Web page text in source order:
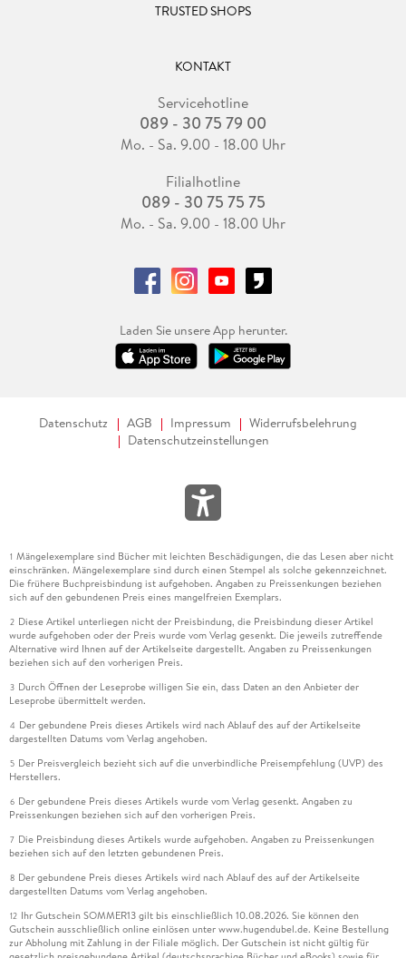
TRUSTED SHOPS
KONTAKT
Servicehotline
089 - 30 75 79 00
Mo. - Sa. 9.00 - 18.00 Uhr
Filialhotline
089 - 30 75 75 75
Mo. - Sa. 9.00 - 18.00 Uhr
Laden Sie unsere App herunter.
Datenschutz AGB Impressum
Widerrufsbelehrung
Datenschutzeinstellungen
1 Mängelexemplare sind Bücher mit leichten Beschädigungen, die das Lesen aber nicht
einschränken. Mängelexemplare sind durch einen Stempel als solche gekennzeichnet.
Die frühere Buchpreisbindung ist aufgehoben. Angaben zu Preissenkungen beziehen
sich auf den gebundenen Preis eines mangelfreien Exemplars.
2 Diese Artikel unterliegen nicht der Preisbindung, die Preisbindung dieser Artikel
wurde aufgehoben oder der Preis wurde vom Verlag gesenkt. Die jeweils zutreffende
Alternative wird Ihnen auf der Artikelseite dargestellt. Angaben zu Preissenkungen
beziehen sich auf den vorherigen Preis.
3 Durch Öffnen der Leseprobe willigen Sie ein, dass Daten an den Anbieter der
Leseprobe übermittelt werden.
4 Der gebundene Preis dieses Artikels wird nach Ablauf des auf der Artikelseite
dargestellten Datums vom Verlag angehoben.
5 Der Preisvergleich bezieht sich auf die unverbindliche Preisempfehlung (UVP) des
Herstellers.
6 Der gebundene Preis dieses Artikels wurde vom Verlag gesenkt. Angaben zu
Preissenkungen beziehen sich auf den vorherigen Preis.
7 Die Preisbindung dieses Artikels wurde aufgehoben. Angaben zu Preissenkungen
beziehen sich auf den letzten gebundenen Preis.
8 Der gebundene Preis dieses Artikels wird nach Ablauf des auf der Artikelseite
dargestellten Datums vom Verlag angehoben.
12 Ihr Gutschein SOMMER13 gilt bis einschließlich 10.08.2026. Sie können den
Gutschein ausschließlich online einlösen unter www.hugendubel.de. Keine Bestellung
zur Abholung mit Zahlung in der Filiale möglich. Der Gutschein ist nicht gültig für